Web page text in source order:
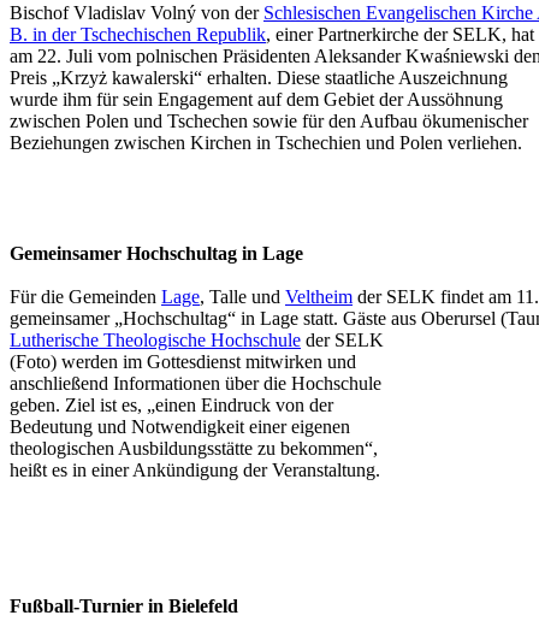
Bischof Vladislav Volný von der Schlesischen Evangelischen Kirche
B. in der Tschechischen Republik, einer Partnerkirche der SELK, hat
am 22. Juli vom polnischen Präsidenten Aleksander Kwaśniewski
Preis „Krzyż kawalerski“ erhalten. Diese staatliche Auszeichnung
wurde ihm für sein Engagement auf dem Gebiet der Aussöhnung
zwischen Polen und Tschechen sowie für den Aufbau ökumenischer
Beziehungen zwischen Kirchen in Tschechien und Polen verliehen.
Gemeinsamer Hochschultag in Lage
Für die Gemeinden Lage, Talle und Veltheim der SELK findet am
gemeinsamer „Hochschultag“ in Lage statt. Gäste aus Oberursel
Lutherische Theologische Hochschule der SELK
(Foto) werden im Gottesdienst mitwirken und
anschließend Informationen über die Hochschule
geben. Ziel ist es, „einen Eindruck von der
Bedeutung und Notwendigkeit einer eigenen
theologischen Ausbildungsstätte zu bekommen“,
heißt es in einer Ankündigung der Veranstaltung.
Fußball-Turnier in Bielefeld